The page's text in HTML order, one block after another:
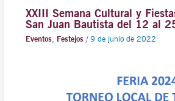
XXIII Semana Cultural y
San Juan Bautista del 12 al
Eventos, Festejos/ 9 de junio de 2022